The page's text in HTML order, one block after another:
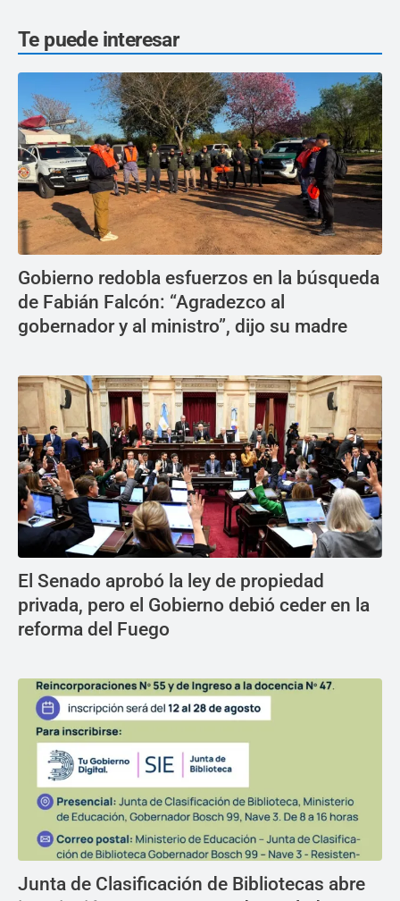
Te puede interesar
Gobierno redobla esfuerzos en la búsqueda
de Fabián Falcón: “Agradezco al
gobernador y al ministro”, dijo su madre
El Senado aprobó la ley de propiedad
privada, pero el Gobierno debió ceder en la
reforma del Fuego
Junta de Clasificación de Bibliotecas abre